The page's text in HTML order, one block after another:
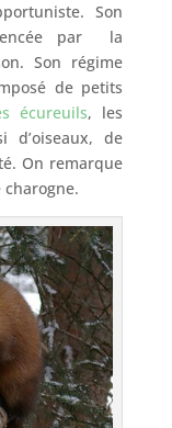
Son
par la
Son régime
de petits
écureuils, les
d’oiseaux, de
On remarque
charogne.